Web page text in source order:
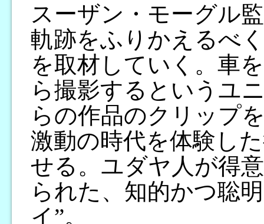
スーザン・モーグル
軌跡をふりかえるべ
を取材していく。車
ら撮影するというユ
らの作品のクリップ
激動の時代を体験し
せる。ユダヤ人が得
られた、知的かつ聡
イ”。